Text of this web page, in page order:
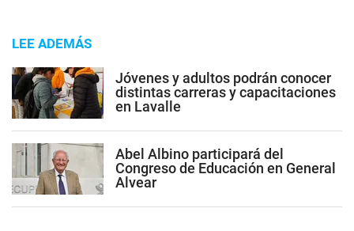
LEE ADEMÁS
Jóvenes y adultos podrán conocer
distintas carreras y capacitaciones
en Lavalle
Abel Albino participará del
Congreso de Educación en General
Alvear